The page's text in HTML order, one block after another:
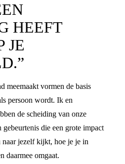
HEEFT
JE
meemaakt vormen de basis
persoon wordt. Ik en
de scheiding van onze
gebeurtenis die een grote impact
jezelf kijkt, hoe je je in
daarmee omgaat.